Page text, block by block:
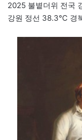
2025 불볕더위 전
강원 정선 38.3℃ 경